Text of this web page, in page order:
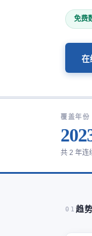
免费
在
覆盖年份
共 2 年连
01 趋